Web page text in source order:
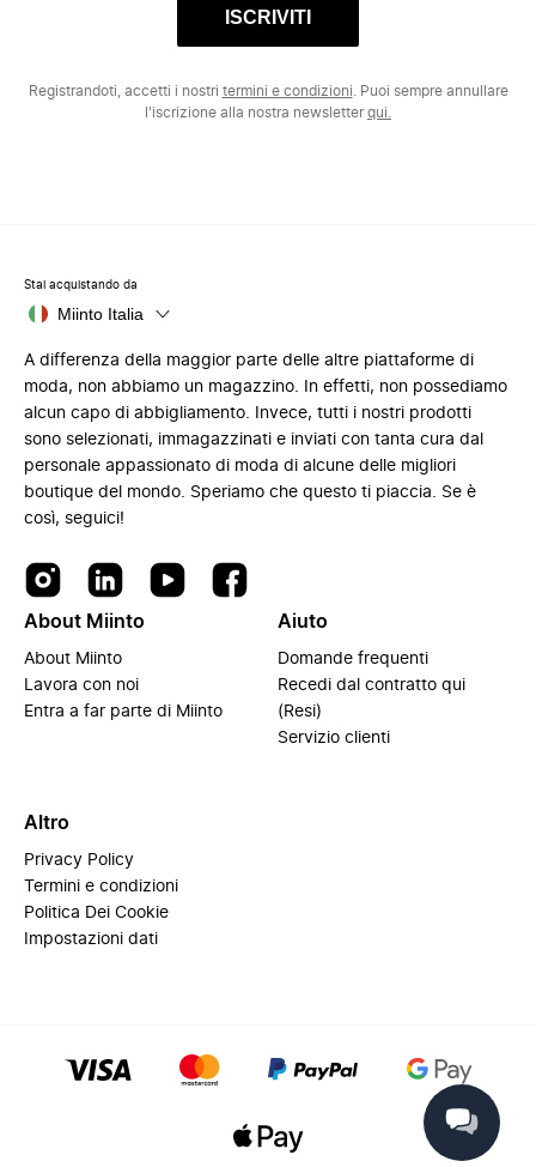
ISCRIVITI
Registrandoti, accetti i nostri termini e condizioni . Puoi sempre annullare
l'iscrizione alla nostra newsletterqui.
Stai acquistando da
Miinto Italia
A differenza della maggior parte delle altre piattaforme di
moda, non abbiamo un magazzino. In effetti, non possediamo
alcun capo di abbigliamento. Invece, tutti i nostri prodotti
sono selezionati, immagazzinati e inviati con tanta cura dal
personale appassionato di moda di alcune delle migliori
boutique del mondo. Speriamo che questo ti piaccia. Se è
così, seguici!
About Miinto
About Miinto
Lavora con noi
Entra a far parte di Miinto
Aiuto
Domande frequenti
Recedi dal contratto qui
(Resi)
Servizio clienti
Altro
Privacy Policy
Termini e condizioni
Politica Dei Cookie
Impostazioni dati